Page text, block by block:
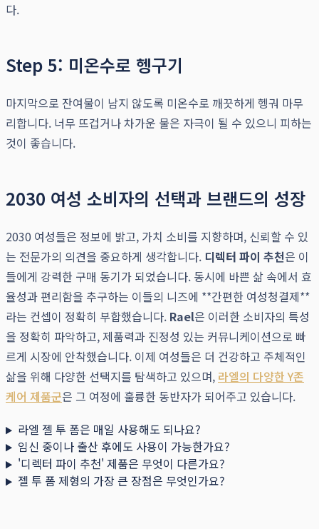
다.
Step 5: 미온수로 헹구기
마지막으로 잔여물이 남지 않도록 미온수로 깨끗하게 헹궈 마무
리합니다. 너무 뜨겁거나 차가운 물은 자극이 될 수 있으니 피하는
것이 좋습니다.
2030 여성 소비자의 선택과 브랜드의 성장
2030 여성들은 정보에 밝고, 가치 소비를 지향하며, 신뢰할 수 있
는 전문가의 의견을 중요하게 생각합니다. 디렉터 파이 추천은 이
들에게 강력한 구매 동기가 되었습니다. 동시에 바쁜 삶 속에서 효
율성과 편리함을 추구하는 이들의 니즈에 **간편한 여성청결제**
라는 컨셉이 정확히 부합했습니다. Rael은 이러한 소비자의 특성
을 정확히 파악하고, 제품력과 진정성 있는 커뮤니케이션으로 빠
르게 시장에 안착했습니다. 이제 여성들은 더 건강하고 주체적인
삶을 위해 다양한 선택지를 탐색하고 있으며, 라엘의 다양한 Y존
케어 제품군은 그 여정에 훌륭한 동반자가 되어주고 있습니다.
라엘 젤 투 폼은 매일 사용해도 되나요?
임신 중이나 출산 후에도 사용이 가능한가요?
'디렉터 파이 추천' 제품은 무엇이 다른가요?
젤 투 폼 제형의 가장 큰 장점은 무엇인가요?